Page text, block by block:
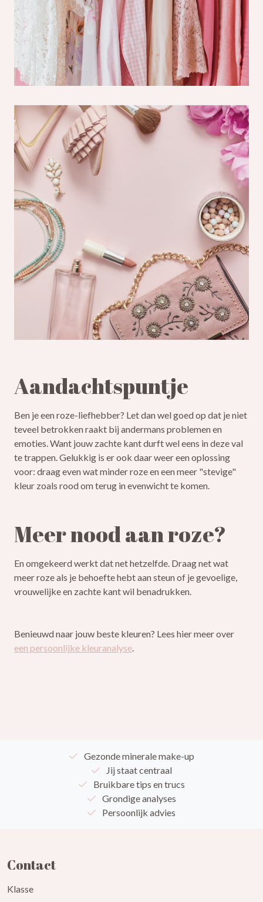
Aandachtspuntje
Ben je een roze-liefhebber? Let dan wel goed op dat je niet
teveel betrokken raakt bij andermans problemen en
emoties. Want jouw zachte kant durft wel eens in deze val
te trappen. Gelukkig is er ook daar weer een oplossing
voor: draag even wat minder roze en een meer "stevige"
kleur zoals rood om terug in evenwicht te komen.
Meer nood aan roze?
En omgekeerd werkt dat net hetzelfde. Draag net wat
meer roze als je behoefte hebt aan steun of je gevoelige,
vrouwelijke en zachte kant wil benadrukken.
Benieuwd naar jouw beste kleuren? Lees hier meer over
een persoonlijke kleuranalyse.
Gezonde minerale make-up
Jij staat centraal
Bruikbare tips en trucs
Grondige analyses
Persoonlijk advies
Contact
Klasse